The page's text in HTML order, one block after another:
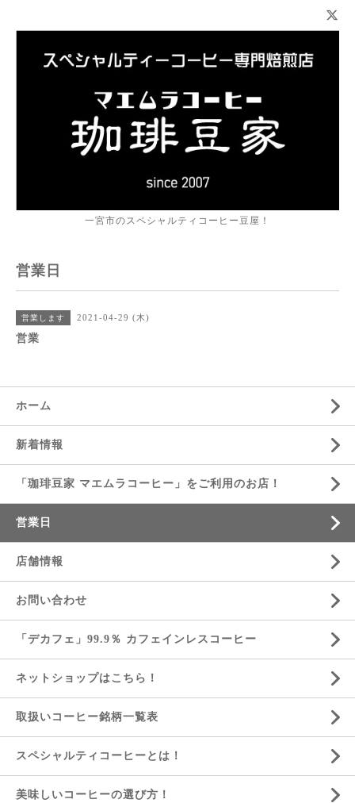
一宮市のスペシャルティコーヒー豆屋！
営業日
営業します 2021-04-29 (木)
営業
ホーム
新着情報
「珈琲豆家 マエムラコーヒー」をご利用のお店！
営業日
店舗情報
お問い合わせ
「デカフェ」99.9％ カフェインレスコーヒー
ネットショップはこちら！
取扱いコーヒー銘柄一覧表
スペシャルティコーヒーとは！
美味しいコーヒーの選び方！